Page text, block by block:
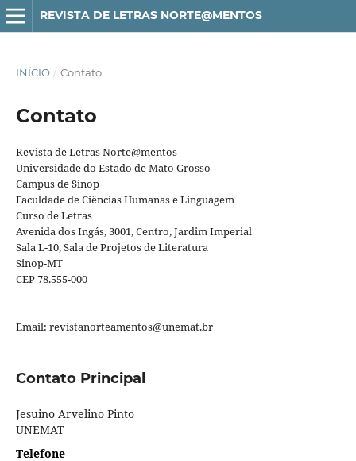
REVISTA DE LETRAS NORTE@MENTOS
INÍCIO / Contato
Contato
Revista de Letras Norte@mentos
Universidade do Estado de Mato Grosso
Campus de Sinop
Faculdade de Ciências Humanas e Linguagem
Curso de Letras
Avenida dos Ingás, 3001, Centro, Jardim Imperial
Sala L-10, Sala de Projetos de Literatura
Sinop-MT
CEP 78.555-000
Email: revistanorteamentos@unemat.br
Contato Principal
Jesuino Arvelino Pinto
UNEMAT
Telefone